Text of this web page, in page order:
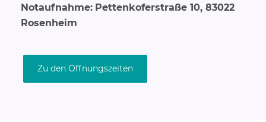
Notaufnahme: Pettenkoferstraße 10, 83022
Rosenheim
Zu den Öffnungszeiten